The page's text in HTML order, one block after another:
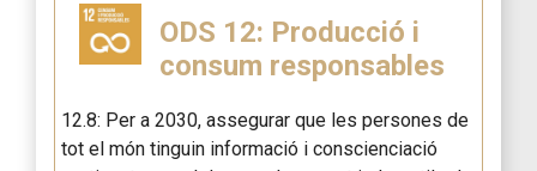
ODS 12: Producció i
consum responsables
12.8: Per a 2030, assegurar que les persones de
tot el món tinguin informació i conscienciació